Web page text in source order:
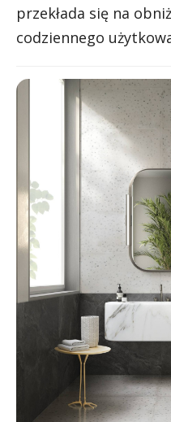
przekłada się na
codziennego